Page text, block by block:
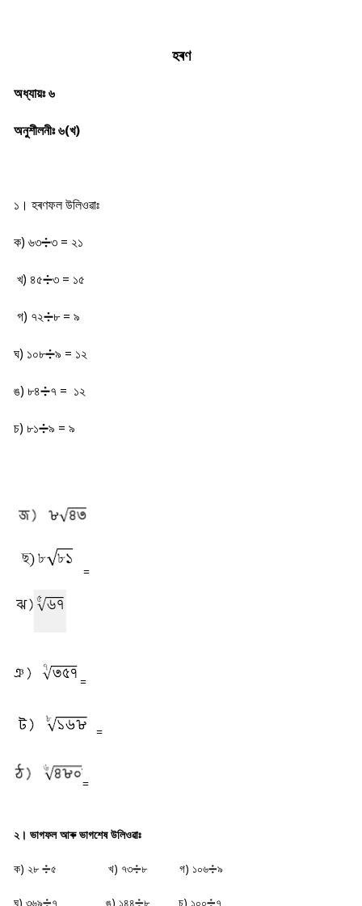
হৰণ
অধ্যায়ঃ ৬
অনুশীলনীঃ ৬(খ)
১। হৰণফল উলিওৱাঃ
ক) ৬৩➗৩ = ২১
খ) ৪৫➗৩ = ১৫
গ) ৭২➗৮ = ৯
ঘ) ১০৮➗৯ = ১২
ঙ) ৮৪➗৭ = ১২
চ) ৮১➗৯ = ৯
=
=
=
=
২। ভাগফল আৰু ভাগশেষ উলিওৱাঃ
ক) ২৮ ➗৫ খ) ৭৩➗৮ গ) ১০৬➗৯
ঘ) ৩৬৯➗৭ ঙ) ১৪৪➗৮ চ) ১০০➗৭